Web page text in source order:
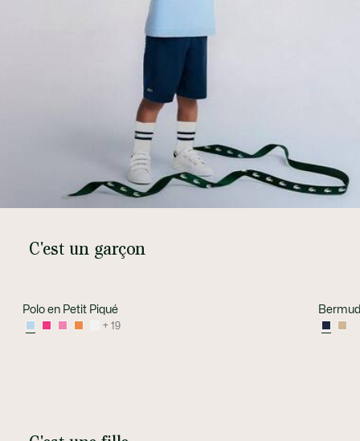
C'est un garçon
Polo en Petit Piqué
+ 19